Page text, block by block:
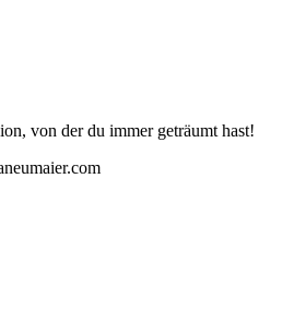
von der du immer geträumt hast!